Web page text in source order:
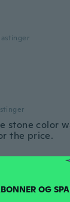
stone color
the price.